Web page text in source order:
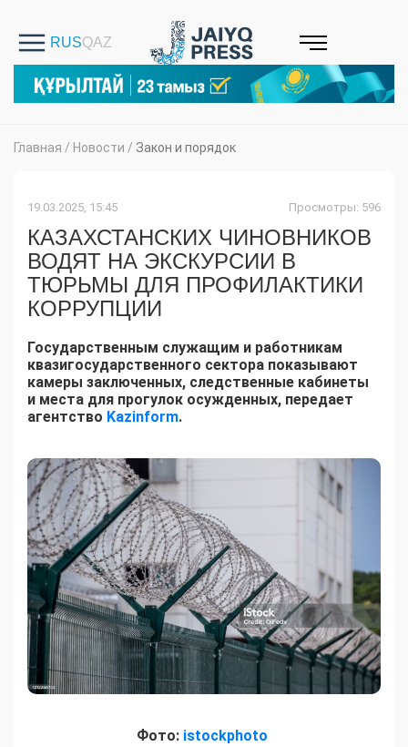
Главная / Новости / Закон и порядок
19.03.2025, 15:45 Просмотры: 596
КАЗАХСТАНСКИХ ЧИНОВНИКОВ
ВОДЯТ НА ЭКСКУРСИИ В
ТЮРЬМЫ ДЛЯ ПРОФИЛАКТИКИ
КОРРУПЦИИ
Государственным служащим и работникам
квазигосударственного сектора показывают
камеры заключенных, следственные кабинеты
и места для прогулок осужденных, передает
агентство Kazinform.
Фото: istockphoto